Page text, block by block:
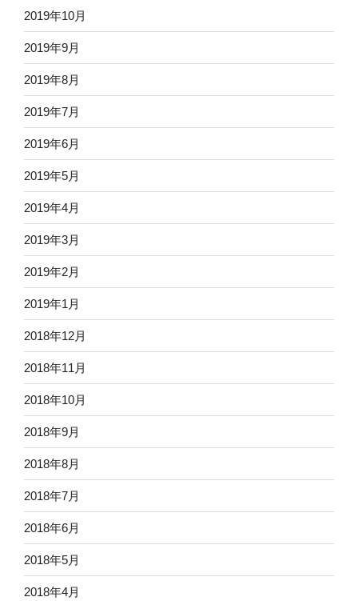
2019年10月
2019年9月
2019年8月
2019年7月
2019年6月
2019年5月
2019年4月
2019年3月
2019年2月
2019年1月
2018年12月
2018年11月
2018年10月
2018年9月
2018年8月
2018年7月
2018年6月
2018年5月
2018年4月